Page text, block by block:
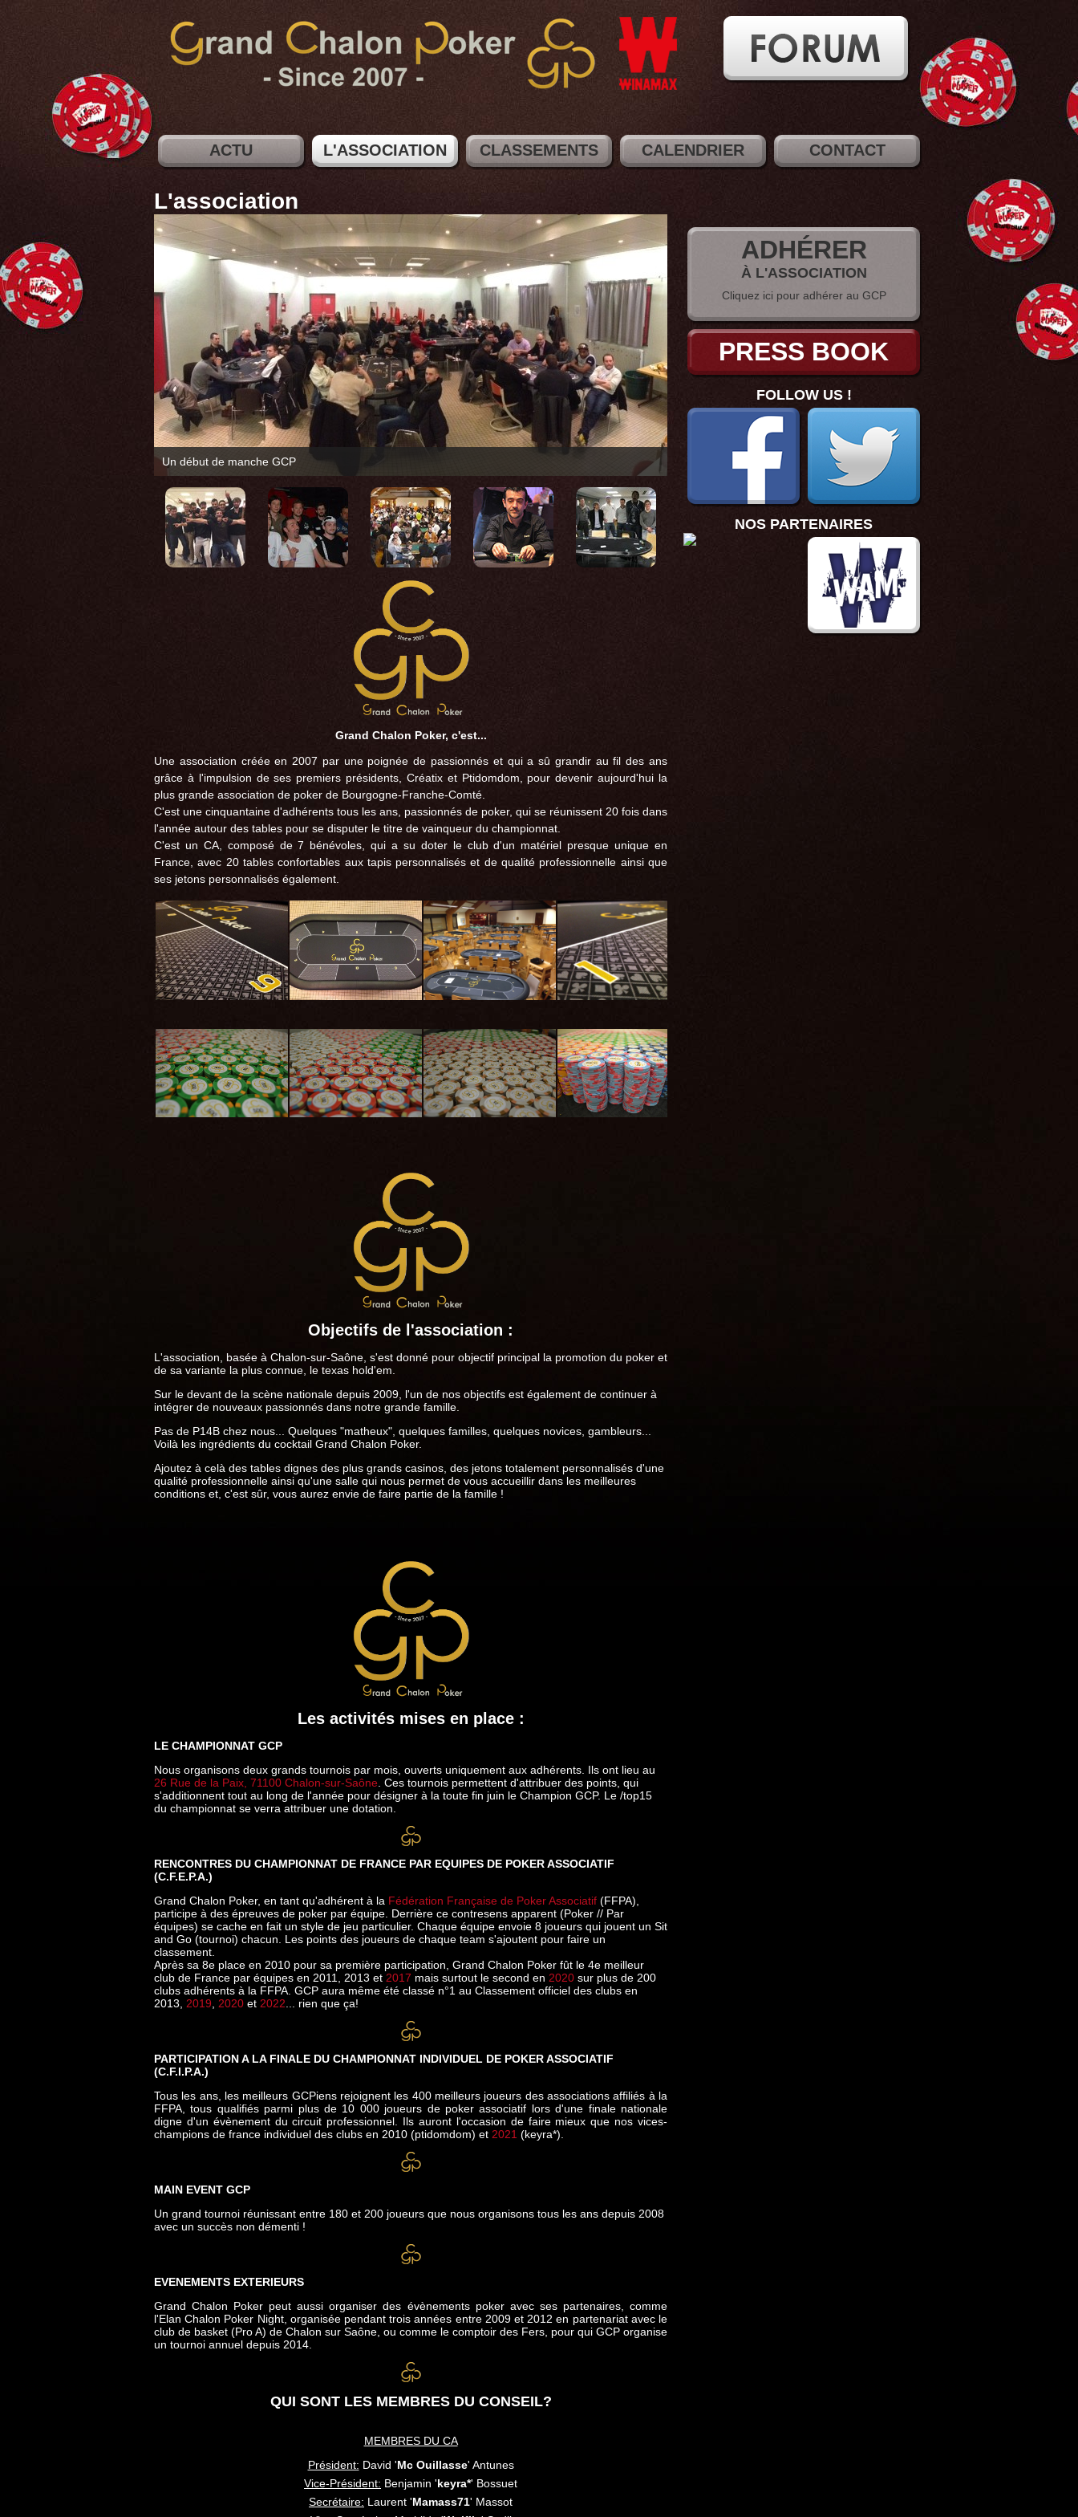
ACTU L'ASSOCIATION CLASSEMENTS CALENDRIER CONTACT
L'association
Un début de manche GCP
Grand Chalon Poker, c'est...
Une association créée en 2007 par une poignée de passionnés et qui a sû grandir au fil des ans
grâce à l'impulsion de ses premiers présidents, Créatix et Ptidomdom, pour devenir aujourd'hui la
plus grande association de poker de Bourgogne-Franche-Comté.
C'est une cinquantaine d'adhérents tous les ans, passionnés de poker, qui se réunissent 20 fois dans
l'année autour des tables pour se disputer le titre de vainqueur du championnat.
C'est un CA, composé de 7 bénévoles, qui a su doter le club d'un matériel presque unique en
France, avec 20 tables confortables aux tapis personnalisés et de qualité professionnelle ainsi que
ses jetons personnalisés également.
Objectifs de l'association :
L'association, basée à Chalon-sur-Saône, s'est donné pour objectif principal la promotion du poker et
de sa variante la plus connue, le texas hold'em.
Sur le devant de la scène nationale depuis 2009, l'un de nos objectifs est également de continuer à
intégrer de nouveaux passionnés dans notre grande famille.
Pas de P14B chez nous... Quelques "matheux", quelques familles, quelques novices, gambleurs...
Voilà les ingrédients du cocktail Grand Chalon Poker.
Ajoutez à celà des tables dignes des plus grands casinos, des jetons totalement personnalisés d'une
qualité professionnelle ainsi qu'une salle qui nous permet de vous accueillir dans les meilleures
conditions et, c'est sûr, vous aurez envie de faire partie de la famille !
Les activités mises en place :
LE CHAMPIONNAT GCP
Nous organisons deux grands tournois par mois, ouverts uniquement aux adhérents. Ils ont lieu au
26 Rue de la Paix, 71100 Chalon-sur-Saône . Ces tournois permettent d'attribuer des points, qui
s'additionnent tout au long de l'année pour désigner à la toute fin juin le Champion GCP. Le /top15
du championnat se verra attribuer une dotation.
RENCONTRES DU CHAMPIONNAT DE FRANCE PAR EQUIPES DE POKER ASSOCIATIF
(C.F.E.P.A.)
Grand Chalon Poker, en tant qu'adhérent à la Fédération Française de Poker Associatif (FFPA),
participe à des épreuves de poker par équipe. Derrière ce contresens apparent (Poker // Par
équipes) se cache en fait un style de jeu particulier. Chaque équipe envoie 8 joueurs qui jouent un Sit
and Go (tournoi) chacun. Les points des joueurs de chaque team s'ajoutent pour faire un
classement.
Après sa 8e place en 2010 pour sa première participation, Grand Chalon Poker fût le 4e meilleur
club de France par équipes en 2011, 2013 et 2017 mais surtout le second en 2020 sur plus de 200
clubs adhérents à la FFPA. GCP aura même été classé n°1 au Classement officiel des clubs en
2013, 2019 2020 et 2022 ... rien que ça!
PARTICIPATION A LA FINALE DU CHAMPIONNAT INDIVIDUEL DE POKER ASSOCIATIF
(C.F.I.P.A.)
Tous les ans, les meilleurs GCPiens rejoignent les 400 meilleurs joueurs des associations affiliés à la
FFPA, tous qualifiés parmi plus de 10 000 joueurs de poker associatif lors d'une finale nationale
digne d'un évènement du circuit professionnel. Ils auront l'occasion de faire mieux que nos vices-
champions de france individuel des clubs en 2010 (ptidomdom) et 2021 (keyra*).
MAIN EVENT GCP
Un grand tournoi réunissant entre 180 et 200 joueurs que nous organisons tous les ans depuis 2008
avec un succès non démenti !
EVENEMENTS EXTERIEURS
Grand Chalon Poker peut aussi organiser des évènements poker avec ses partenaires, comme
l'Elan Chalon Poker Night, organisée pendant trois années entre 2009 et 2012 en partenariat avec le
club de basket (Pro A) de Chalon sur Saône, ou comme le comptoir des Fers, pour qui GCP organise
un tournoi annuel depuis 2014.
QUI SONT LES MEMBRES DU CONSEIL?
MEMBRES DU CA
Président: David 'Mc Ouillasse' Antunes
Vice-Président: Benjamin 'keyra*' Bossuet
Secrétaire: Laurent 'Mamass71' Massot
ADHÉRER
À L'ASSOCIATION
Cliquez ici pour adhérer au GCP
PRESS BOOK
FOLLOW US !
NOS PARTENAIRES